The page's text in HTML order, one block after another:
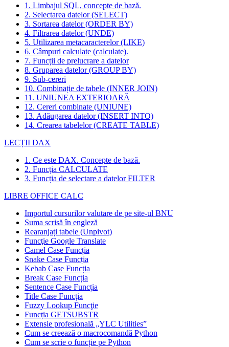
1. Limbajul SQL, concepte de bază.
2. Selectarea datelor (SELECT)
3. Sortarea datelor (ORDER BY)
4. Filtrarea datelor (UNDE)
5. Utilizarea metacaracterelor (LIKE)
6. Câmpuri calculate (calculate).
7. Funcții de prelucrare a datelor
8. Gruparea datelor (GROUP BY)
9. Sub-cereri
10. Combinație de tabele (INNER JOIN)
11. UNIUNEA EXTERIOARĂ
12. Cereri combinate (UNIUNE)
13. Adăugarea datelor (INSERT INTO)
14. Crearea tabelelor (CREATE TABLE)
LECȚII DAX
1. Ce este DAX. Concepte de bază.
2. Funcția CALCULATE
3. Funcția de selectare a datelor FILTER
LIBRE OFFICE CALC
Importul cursurilor valutare de pe site-ul BNU
Suma scrisă în engleză
Rearanjați tabele (Unpivot)
Funcţie Google Translate
Camel Case Funcția
Snake Case Funcția
Kebab Case Funcția
Break Case Funcția
Sentence Case Funcția
Title Case Funcția
Fuzzy Lookup Funcţie
Funcția GETSUBSTR
Extensie profesională „YLC Utilities”
Cum se creează o macrocomandă Python
Cum se scrie o funcție pe Python